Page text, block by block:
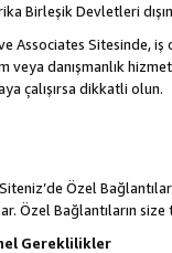
Birleşik Devletleri
Associates Sitesinde,
veya danışmanlık
çalışırsa dikkatli olun.
Özel
Özel Bağlantıların
Gereklilikler